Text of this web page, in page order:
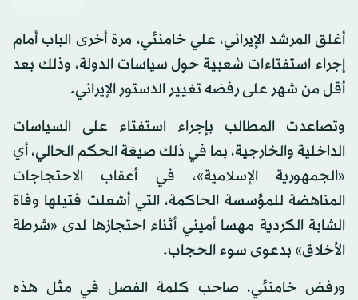
أغلق المرشد الإيراني، علي خامنئي، مرة أخرى الباب أمام
إجراء استفتاءات شعبية حول سياسات الدولة، وذلك بعد
أقل من شهر على رفضه تغيير الدستور الإيراني.
وتصاعدت المطالب بإجراء استفتاء على السياسات
الداخلية والخارجية، بما في ذلك صيغة الحكم الحالي، أي
«الجمهورية الإسلامية»، في أعقاب الاحتجاجات
المناهضة للمؤسسة الحاكمة، التي أشعلت فتيلها وفاة
الشابة الكردية مهسا أميني أثناء احتجازها لدى «شرطة
الأخلاق» بدعوى سوء الحجاب.
ورفض خامنئي، صاحب كلمة الفصل في مثل هذه